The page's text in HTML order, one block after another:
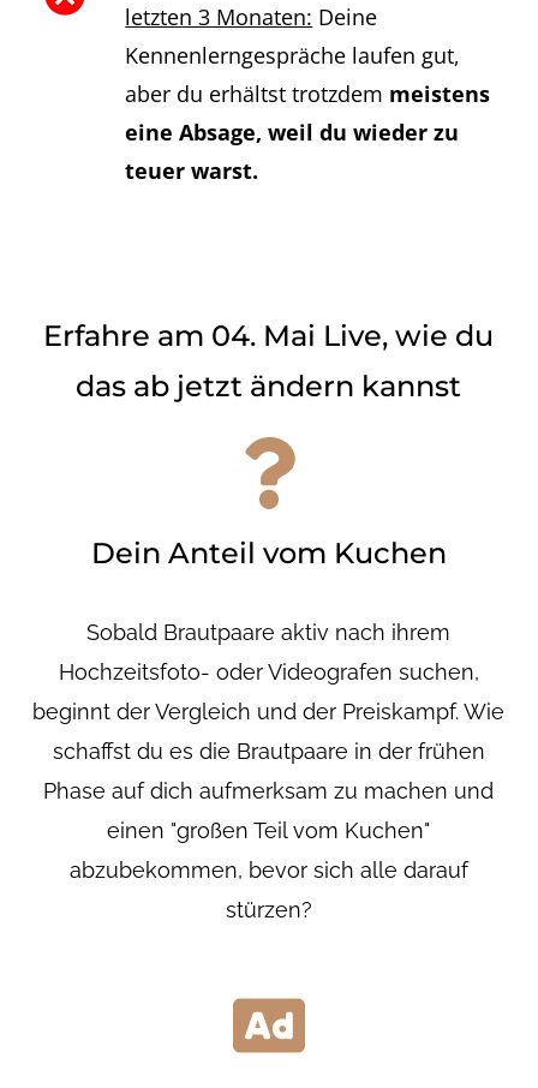
letzten 3 Monaten: Deine
Kennenlerngespräche laufen gut,
aber du erhältst trotzdem meistens
eine Absage, weil du wieder zu
teuer warst.
Erfahre am 04. Mai Live, wie du
das ab jetzt ändern kannst
Dein Anteil vom Kuchen
Sobald Brautpaare aktiv nach ihrem
Hochzeitsfoto- oder Videografen suchen,
beginnt der Vergleich und der Preiskampf. Wie
schaffst du es die Brautpaare in der frühen
Phase auf dich aufmerksam zu machen und
einen "großen Teil vom Kuchen"
abzubekommen, bevor sich alle darauf
stürzen?